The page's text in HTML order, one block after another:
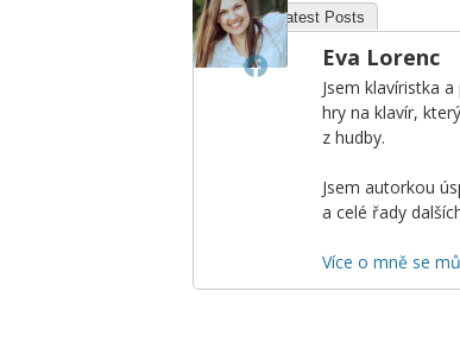
About Latest Posts
Eva Lorenc
Jsem klavíristka
hry na klavír,
z hudby.
Jsem autorkou
a celé řady
Více o mně se